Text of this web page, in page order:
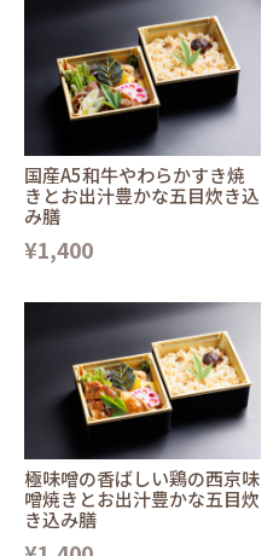
国産A5和牛やわらかすき焼
きとお出汁豊かな五目炊き込
み膳
¥1,400
極味噌の香ばしい鶏の西京味
噌焼きとお出汁豊かな五目炊
き込み膳